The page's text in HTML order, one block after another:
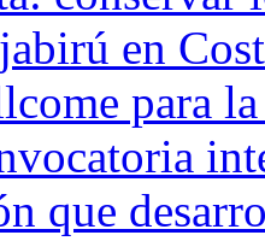
en
para
que